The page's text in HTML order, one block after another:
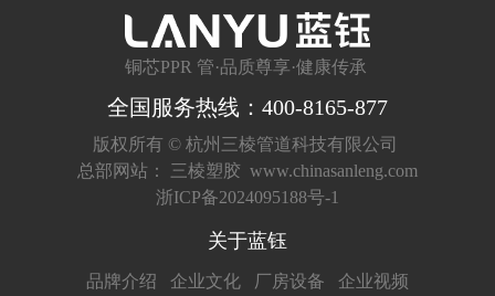
铜芯PPR 管·品质尊享·健康传承
全国服务热线：400-8165-877
版权所有 © 杭州三棱管道科技有限公司
总部网站： 三棱塑胶 www.chinasanleng.com
浙ICP备2024095188号-1
关于蓝钰
品牌介绍 企业文化 厂房设备 企业视频